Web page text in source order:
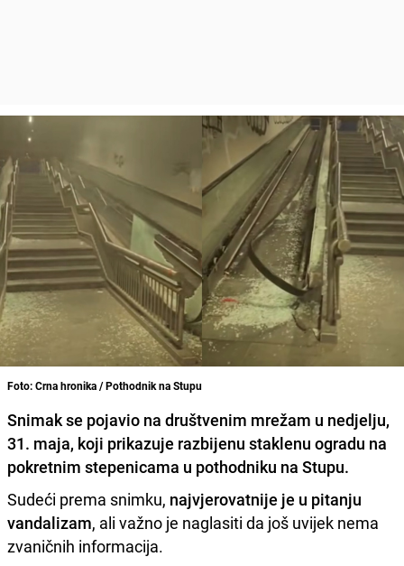
Foto: Crna hronika / Pothodnik na Stupu
Snimak se pojavio na društvenim mrežam u nedjelju,
31. maja, koji prikazuje razbijenu staklenu ogradu na
pokretnim stepenicama u pothodniku na Stupu.
Sudeći prema snimku, najvjerovatnije je u pitanju
vandalizam, ali važno je naglasiti da još uvijek nema
zvaničnih informacija.